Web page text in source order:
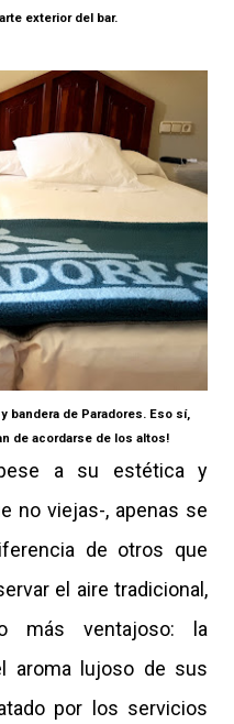
exterior del bar.
bandera de Paradores. Eso sí,
de acordarse de los altos!
a su estética y
no viejas-, apenas se
de otros que
el aire tradicional,
más ventajoso: la
aroma lujoso de sus
por los servicios